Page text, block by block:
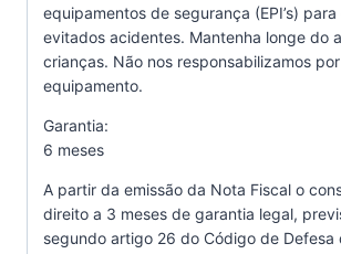
equipamentos de segurança (EPI’s)
evitados acidentes. Mantenha longe do
crianças. Não nos responsabilizamos
equipamento.
Garantia:
6 meses
A partir da emissão da Nota Fiscal o
direito a 3 meses de garantia legal,
segundo artigo 26 do Código de Defesa